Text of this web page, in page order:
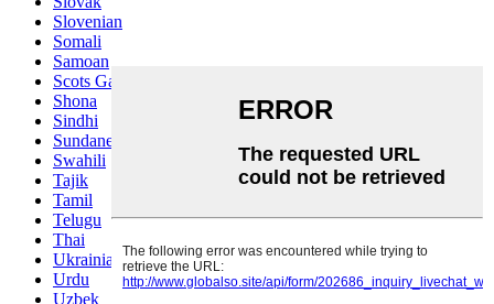
Slovenian
Somali
Samoan
Scots Gaelic
Shona
Sindhi
Sundanese
Swahili
Tajik
Tamil
Telugu
Thai
Ukrainian
Urdu
Uzbek